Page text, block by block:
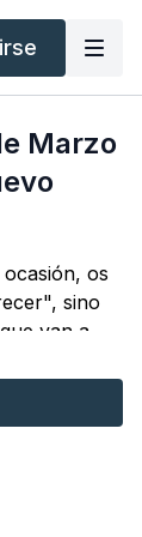
Marzo
ocasión, os
sino
van a
os